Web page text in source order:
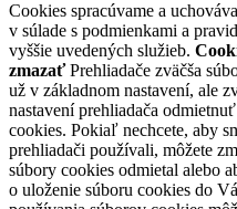
Cookies spracúvame a
v súlade s podmienkami a
vyššie uvedených služieb.
zmazaťPrehliadače zväčša
už v základnom nastavení, ale
nastavení prehliadača
cookies. Pokiaľ nechcete, aby
prehliadači používali, môžete
súbory cookies odmietal alebo
o uloženie súboru cookies do